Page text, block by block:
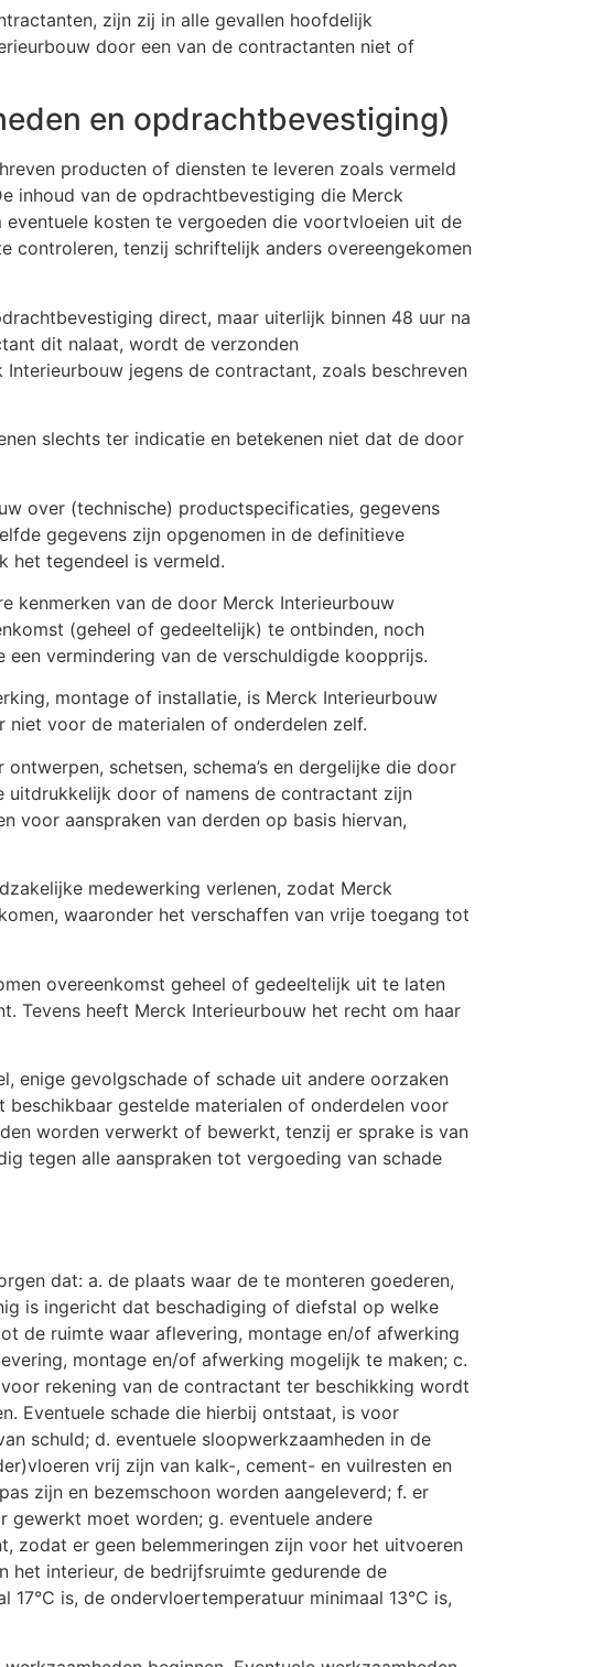
zijn zij in alle gevallen hoofdelijk
door een van de contractanten niet of
en opdrachtbevestiging)
producten of diensten te leveren zoals vermeld
inhoud van de opdrachtbevestiging die Merck
kosten te vergoeden die voortvloeien uit de
controleren, tenzij schriftelijk anders overeengekomen
direct, maar uiterlijk binnen 48 uur na
dit nalaat, wordt de verzonden
jegens de contractant, zoals beschreven
slechts ter indicatie en betekenen niet dat de door
over (technische) productspecificaties, gegevens
gegevens zijn opgenomen in de definitieve
het tegendeel is vermeld.
kenmerken van de door Merck Interieurbouw
(geheel of gedeeltelijk) te ontbinden, noch
vermindering van de verschuldigde koopprijs.
montage of installatie, is Merck Interieurbouw
voor de materialen of onderdelen zelf.
schetsen, schema’s en dergelijke die door
door of namens de contractant zijn
voor aanspraken van derden op basis hiervan,
medewerking verlenen, zodat Merck
waaronder het verschaffen van vrije toegang tot
overeenkomst geheel of gedeeltelijk uit te laten
Tevens heeft Merck Interieurbouw het recht om haar
enige gevolgschade of schade uit andere oorzaken
gestelde materialen of onderdelen voor
worden verwerkt of bewerkt, tenzij er sprake is van
tegen alle aanspraken tot vergoeding van schade
dat: a. de plaats waar de te monteren goederen,
is ingericht dat beschadiging of diefstal op welke
de ruimte waar aflevering, montage en/of afwerking
montage en/of afwerking mogelijk te maken; c.
rekening van de contractant ter beschikking wordt
Eventuele schade die hierbij ontstaat, is voor
schuld; d. eventuele sloopwerkzaamheden in de
vrij zijn van kalk-, cement- en vuilresten en
zijn en bezemschoon worden aangeleverd; f. er
moet worden; g. eventuele andere
zodat er geen belemmeringen zijn voor het uitvoeren
het interieur, de bedrijfsruimte gedurende de
is, de ondervloertemperatuur minimaal 13°C is,